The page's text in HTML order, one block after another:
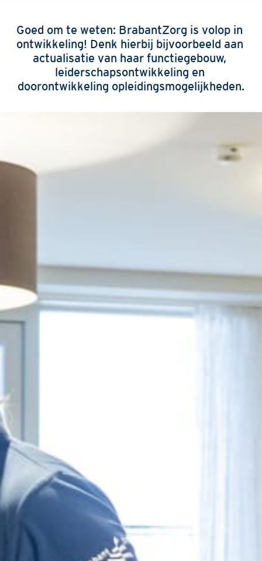
Goed om te weten: BrabantZorg is volop in
ontwikkeling! Denk hierbij bijvoorbeeld aan
actualisatie van haar functiegebouw,
leiderschapsontwikkeling en
doorontwikkeling opleidingsmogelijkheden.